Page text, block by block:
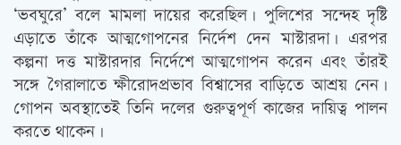
‘ভবঘুরে’ বলে মামলা দায়ের করেছিল। পুলিশের সন্দেহ দৃষ্টি
এড়াতে তাঁকে আত্মগোপনের নির্দেশ দেন মাস্টারদা। এরপর
কল্পনা দত্ত মাস্টারদার নির্দেশে আত্মগোপন করেন এবং তাঁরই
সঙ্গে গৈরালাতে ক্ষীরোদপ্রভাব বিশ্বাসের বাড়িতে আশ্রয় নেন।
গোপন অবস্থাতেই তিনি দলের গুরুত্বপূর্ণ কাজের দায়িত্ব পালন
করতে থাকেন।